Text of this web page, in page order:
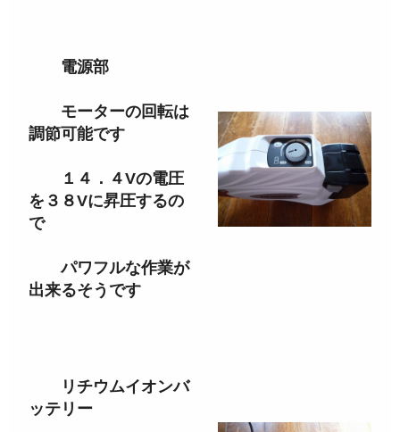
電源部
モーターの回転は
調節可能です
１４．４Vの電圧
を３８Vに昇圧するの
で
パワフルな作業が
出来るそうです
リチウムイオンバ
ッテリー